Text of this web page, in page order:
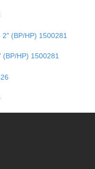
(ВР/НР) 1500281